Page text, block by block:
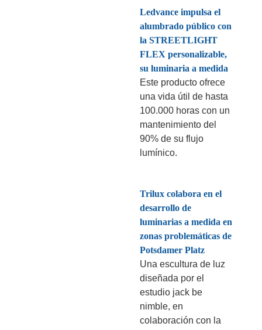
Ledvance impulsa el
alumbrado público con
la STREETLIGHT
FLEX personalizable,
su luminaria a medida
Este producto ofrece
una vida útil de hasta
100.000 horas con un
mantenimiento del
90% de su flujo
lumínico.
Trilux colabora en el
desarrollo de
luminarias a medida en
zonas problemáticas de
Potsdamer Platz
Una escultura de luz
diseñada por el
estudio jack be
nimble, en
colaboración con la